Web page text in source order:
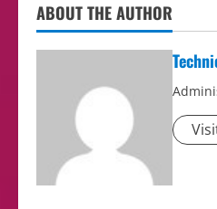
ABOUT THE AUTHOR